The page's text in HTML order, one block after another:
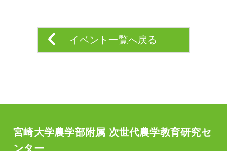
イベント一覧へ戻る
宮崎大学農学部附属 次世代農学教育研究セ
ンター